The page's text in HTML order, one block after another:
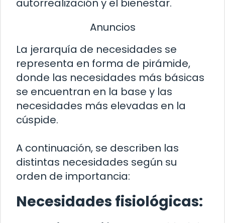
autorrealización y el bienestar.
Anuncios
La jerarquía de necesidades se
representa en forma de pirámide,
donde las necesidades más básicas
se encuentran en la base y las
necesidades más elevadas en la
cúspide.
A continuación, se describen las
distintas necesidades según su
orden de importancia:
Necesidades fisiológicas: